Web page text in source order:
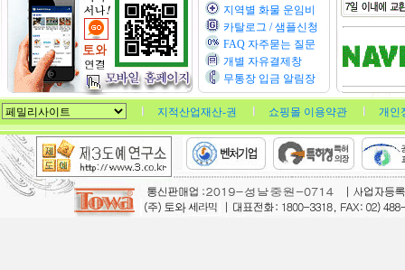
지역별 화물 운임비
카탈로그 / 샘플신청
FAQ 자주묻는 질문
개별 자유결제창
무통장 입금 알림장
지적산업재산-권 쇼핑몰 이용약관 개인